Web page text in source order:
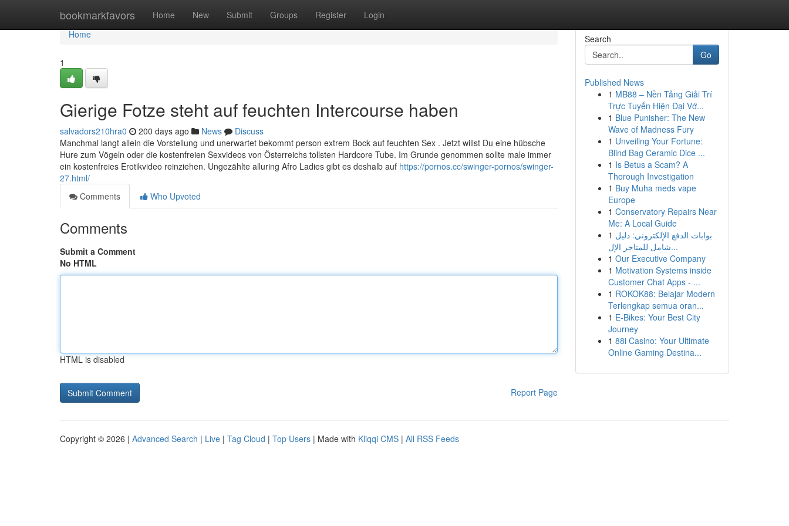
bookmarkfavors Home New Submit Groups Register Login
Home
Home
1
Gierige Fotze steht auf feuchten Intercourse haben
salvadors210hra0 200 days ago News
Discuss
Manchmal langt allein die Vorstellung und unerwartet bekommt person extrem Bock auf feuchten Sex . Jetzt willst Du eine hübsche
Hure zum Vögeln oder die kostenfreien Sexvideos von Österreichs tollsten Hardcore Tube. Im Grunde genommen sollte male immer
ein kostenfreies Erotikvideo reinziehen. Ungezählte alluring Afro Ladies gibt es deshalb auf https://pornos.cc/swinger-pornos/swinger-
27.html/
Comments
Who Upvoted
Comments
Submit a Comment
No HTML
HTML is disabled
Report Page
Search
Go
Published News
1 MB88 – Nền Tảng Giải Trí
Trực Tuyến Hiện Đại Vớ...
1 Blue Punisher: The New
Wave of Madness Fury
1 Unveiling Your Fortune:
Blind Bag Ceramic Dice ...
1 Is Betus a Scam? A
Thorough Investigation
1 Buy Muha meds vape
Europe
1 Conservatory Repairs Near
Me: A Local Guide
1 بوابات الدفع الإلكتروني: دليل
شامل للمتاجر الإل...
1 Our Executive Company
1 Motivation Systems inside
Customer Chat Apps - ...
1 ROKOK88: Belajar Modern
Terlengkap semua oran...
1 E-Bikes: Your Best City
Journey
1 88i Casino: Your Ultimate
Online Gaming Destina...
Copyright © 2026 | Advanced Search | Live | Tag Cloud | Top Users | Made with Kliqqi CMS | All RSS Feeds